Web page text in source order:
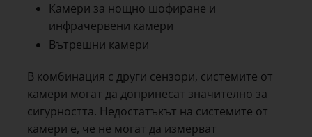
Камери за нощно шофиране и
инфрачервени камери
Вътрешни камери
В комбинация с други сензори, системите от
камери могат да допринесат значително за
сигурността. Недостатъкът на системите от
камери е, че не могат да измерват